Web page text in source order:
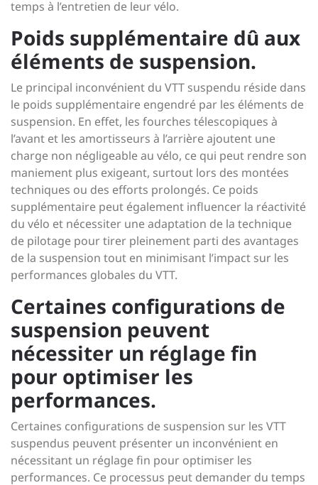
temps à l’entretien de leur vélo.
Poids supplémentaire dû aux
éléments de suspension.
Le principal inconvénient du VTT suspendu réside dans
le poids supplémentaire engendré par les éléments de
suspension. En effet, les fourches télescopiques à
l’avant et les amortisseurs à l’arrière ajoutent une
charge non négligeable au vélo, ce qui peut rendre son
maniement plus exigeant, surtout lors des montées
techniques ou des efforts prolongés. Ce poids
supplémentaire peut également influencer la réactivité
du vélo et nécessiter une adaptation de la technique
de pilotage pour tirer pleinement parti des avantages
de la suspension tout en minimisant l’impact sur les
performances globales du VTT.
Certaines configurations de
suspension peuvent
nécessiter un réglage fin
pour optimiser les
performances.
Certaines configurations de suspension sur les VTT
suspendus peuvent présenter un inconvénient en
nécessitant un réglage fin pour optimiser les
performances. Ce processus peut demander du temps